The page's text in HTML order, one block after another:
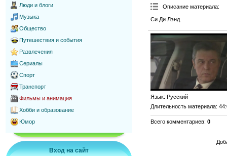
Люди и блоги
Музыка
Общество
Путешествия и события
Развлечения
Сериалы
Спорт
Транспорт
Фильмы и анимация
Хобби и образование
Юмор
Вход на сайт
Описание материала:
Си Ди Лэнд
Язык: Русский
Длительность материала:
Всего комментариев: 0